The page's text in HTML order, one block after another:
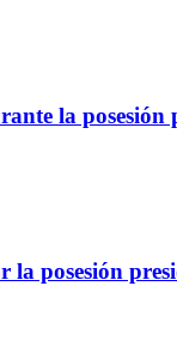
la posesión
la posesión